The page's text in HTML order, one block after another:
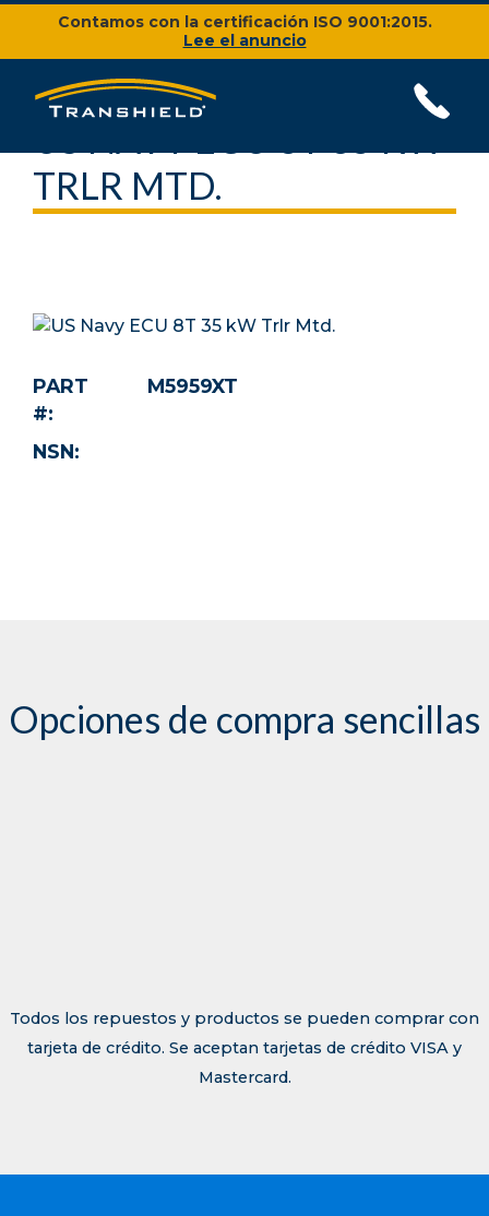
Contamos con la certificación ISO 9001:2015.
Lee el anuncio
TRLR MTD.
PART
#:
M5959XT
NSN:
Opciones de compra sencillas
Todos los repuestos y productos se pueden comprar con
tarjeta de crédito. Se aceptan tarjetas de crédito VISA y
Mastercard.